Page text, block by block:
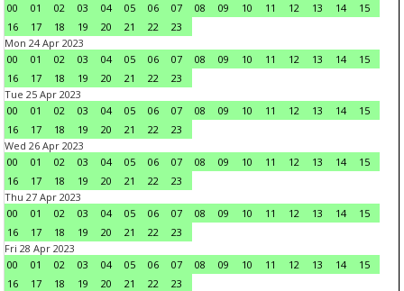
00
01 02 03 04 05 06 07 08 09 10 11 12 13 14
15
16
17 18 19 20 21 22
23
Mon 24 Apr 2023
00
01 02 03 04 05 06 07 08 09 10 11 12 13 14
15
16
17 18 19 20 21 22
23
Tue 25 Apr 2023
00
01 02 03 04 05 06 07 08 09 10 11 12 13 14
15
16
17 18 19 20 21 22
23
Wed 26 Apr 2023
00
01 02 03 04 05 06 07 08 09 10 11 12 13 14
15
16
17 18 19 20 21 22
23
Thu 27 Apr 2023
00
01 02 03 04 05 06 07 08 09 10 11 12 13 14
15
16
17 18 19 20 21 22
23
Fri 28 Apr 2023
00
01 02 03 04 05 06 07 08 09 10 11 12 13 14
15
16
17 18 19 20 21 22
23